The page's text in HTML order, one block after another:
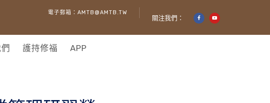
電子郵箱：AMTB@AMTB.TW
關注我們：
護持修福 APP